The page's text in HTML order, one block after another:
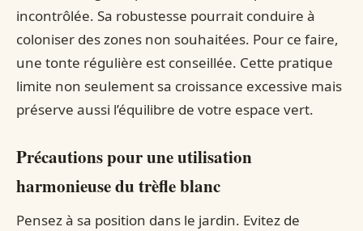
incontrôlée. Sa robustesse pourrait conduire à
coloniser des zones non souhaitées. Pour ce faire,
une tonte régulière est conseillée. Cette pratique
limite non seulement sa croissance excessive mais
préserve aussi l’équilibre de votre espace vert.
Précautions pour une utilisation
harmonieuse du trèfle blanc
Pensez à sa position dans le jardin. Evitez de